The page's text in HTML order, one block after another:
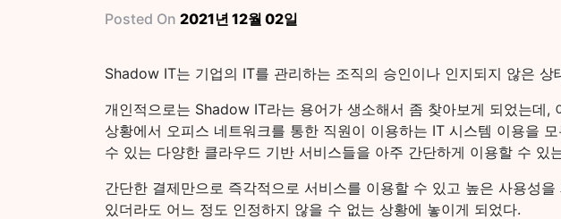
Posted On 2021년 12월 02일
Shadow IT는 기업의 IT를 관리하는 조직의 승인이나 인지되지 않은
개인적으로는 Shadow IT라는 용어가 생소해서 좀 찾아보게 되었는데
상황에서 오피스 네트워크를 통한 직원이 이용하는 IT 시스템 이용을
수 있는 다양한 클라우드 기반 서비스들을 아주 간단하게 이용할 수 있
간단한 결제만으로 즉각적으로 서비스를 이용할 수 있고 높은 사용성
있더라도 어느 정도 인정하지 않을 수 없는 상황에 놓이게 되었다.